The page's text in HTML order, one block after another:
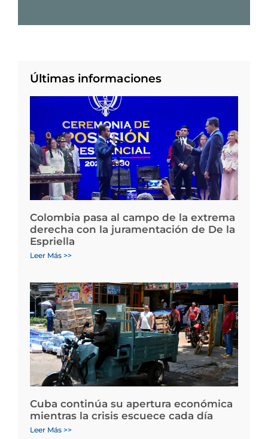
Últimas informaciones
Colombia pasa al campo de la extrema
derecha con la juramentación de De la
Espriella
Leer Más >>
Cuba continúa su apertura económica
mientras la crisis escuece cada día
Leer Más >>